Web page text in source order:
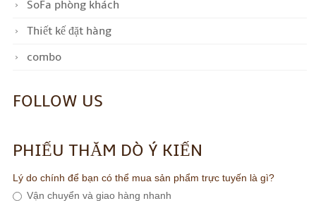
SoFa phòng khách
Thiết kế đặt hàng
combo
FOLLOW US
PHIẾU THĂM DÒ Ý KIẾN
Lý do chính để bạn có thể mua sản phẩm trực tuyến là gì?
Vận chuyển và giao hàng nhanh